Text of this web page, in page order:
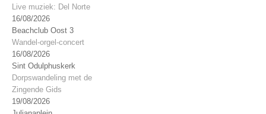
Live muziek: Del Norte
16/08/2026
Beachclub Oost 3
Wandel-orgel-concert
16/08/2026
Sint Odulphuskerk
Dorpswandeling met de
Zingende Gids
19/08/2026